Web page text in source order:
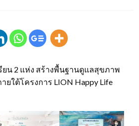
ยน 2 แห่ง สร้างพื้นฐานดูแลสุขภาพ
ยใต้โครงการ LION Happy Life